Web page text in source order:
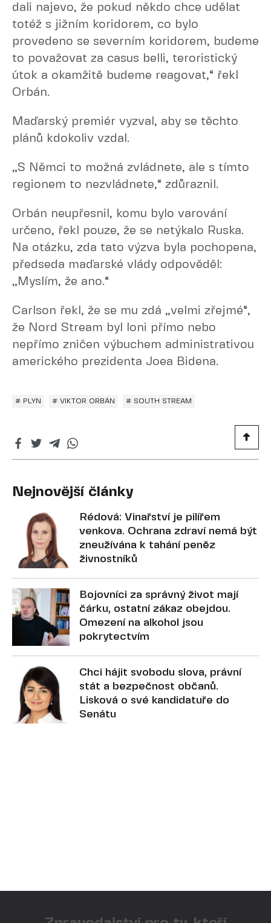
dali najevo, že pokud někdo chce udělat
totéž s jižním koridorem, co bylo
provedeno se severním koridorem, budeme
to považovat za casus belli, teroristický
útok a okamžitě budeme reagovat,“ řekl
Orbán.
Maďarský premiér vyzval, aby se těchto
plánů kdokoliv vzdal.
„S Němci to možná zvládnete, ale s tímto
regionem to nezvládnete,“ zdůraznil.
Orbán neupřesnil, komu bylo varování
určeno, řekl pouze, že se netýkalo Ruska.
Na otázku, zda tato výzva byla pochopena,
předseda maďarské vlády odpověděl:
„Myslím, že ano.“
Carlson řekl, že se mu zdá „velmi zřejmé“,
že Nord Stream byl loni přímo nebo
nepřímo zničen výbuchem administrativou
amerického prezidenta Joea Bidena.
# PLYN # VIKTOR ORBÁN # SOUTH STREAM
Nejnovější články
Rédová: Vinařství je pilířem
venkova. Ochrana zdraví nemá být
zneužívána k tahání peněz
živnostníků
Bojovníci za správný život mají
čárku, ostatní zákaz obejdou.
Omezení na alkohol jsou
pokrytectvím
Chci hájit svobodu slova, právní
stát a bezpečnost občanů.
Lisková o své kandidatuře do
Senátu